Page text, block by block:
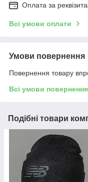
Оплата за
Всі умови оплати
Умови повернення
Повернення товару
Всі умови повернення
Подібні товари